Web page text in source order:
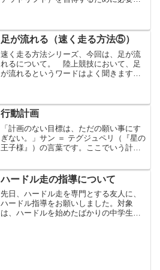
す。 その際、ジャックナイフストレッ
チは優秀なストレッチです。...
足が流れる（速く走る方法⑤）
速く走る方法シリーズ、今回は、足が流
れるについて。 陸上競技において、足
が流れるというワードはよく聞きます。
いと思いますが、大前提と...
行動計画
「計画のない目標は、ただの願い事にす
ぎない。」サン ＝ テグジュペリ（『星の
王子様』）の言葉です。ここでいう計画
かたちにはなりません。当然、具体的な
行動があってこそ、思...
ハードル走の指導について
先日、ハードル走を専門とする友人に、
ハードル指導をお願いしました。対象
は、ハードルを始めたばかりの中学生で